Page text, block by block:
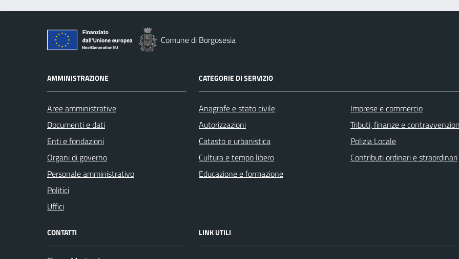
Comune di Borgosesia
AMMINISTRAZIONE
Aree amministrative
Documenti e dati
Enti e fondazioni
Organi di governo
Personale amministrativo
Politici
Uffici
CATEGORIE DI SERVIZIO
Anagrafe e stato civile
Autorizzazioni
Catasto e urbanistica
Cultura e tempo libero
Educazione e formazione
Imprese e commercio
Tributi, finanze e
Polizia Locale
Contributi ordinari e straordinari
CONTATTI LINK UTILI